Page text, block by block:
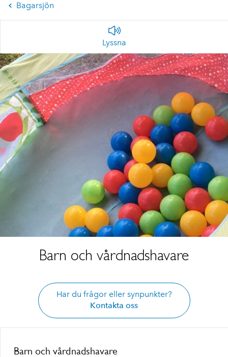
Bagarsjön
Lyssna
Barn och vårdnadshavare
Har du frågor eller synpunkter?
Kontakta oss
Barn och vårdnadshavare